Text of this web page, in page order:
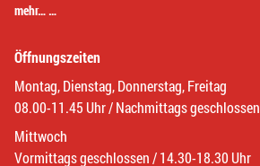
mehr… …
Öffnungszeiten
Montag, Dienstag, Donnerstag, Freitag
08.00-11.45 Uhr / Nachmittags geschlossen
Mittwoch
Vormittags geschlossen / 14.30-18.30 Uhr